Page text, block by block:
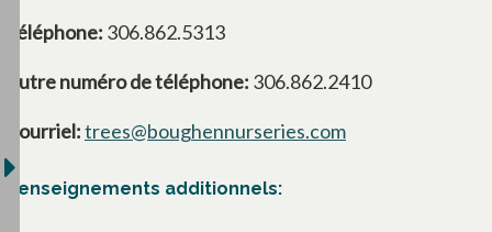
Téléphone: 306.862.5313
Autre numéro de téléphone: 306.862.2410
Courriel:trees@boughennurseries.com
Renseignements additionnels: